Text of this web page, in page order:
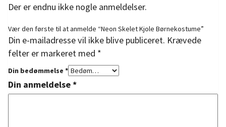
Der er endnu ikke nogle anmeldelser.
Vær den første til at anmelde “Neon Skelet Kjole Børnekostume”
Din e-mailadresse vil ikke blive publiceret. Krævede
felter er markeret med *
Din bedømmelse *
Din anmeldelse*